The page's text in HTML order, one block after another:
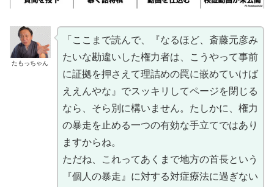
たもっちゃん
「ここまで読んで、『なるほど、斎藤元彦み
たいな勘違いした権力者は、こうやって事前
に証拠を押さえて理詰めの罠に嵌めていけば
ええんやな』でスッキリしてページを閉じる
なら、そら別に構いません。たしかに、権力
の暴走を止める一つの有効な手立てではあり
ますからね。
ただね、これってあくまで地方の首長という
『個人の暴走』に対する対症療法に過ぎない